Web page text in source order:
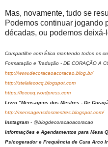
Mas, novamente, tudo se
Podemos continuar jogando
décadas, ou podemos deixá-
Compartilhe com Ética mantendo todos os
Formatação e Tradução - DE CORAÇÃO A
http://www.decoracaoacoracao.blog.br/
http://stelalecocq.blogspot.com
https://lecocq.wordpress.com
Livro "Mensagens dos Mestres - De
http://mensagensdosmestres.blogspot.com/
Instagram - @blogdecoracaoacoracao
Informações e Agendamentos para Mesa
Psicogerador e Frequência de Cura Arco